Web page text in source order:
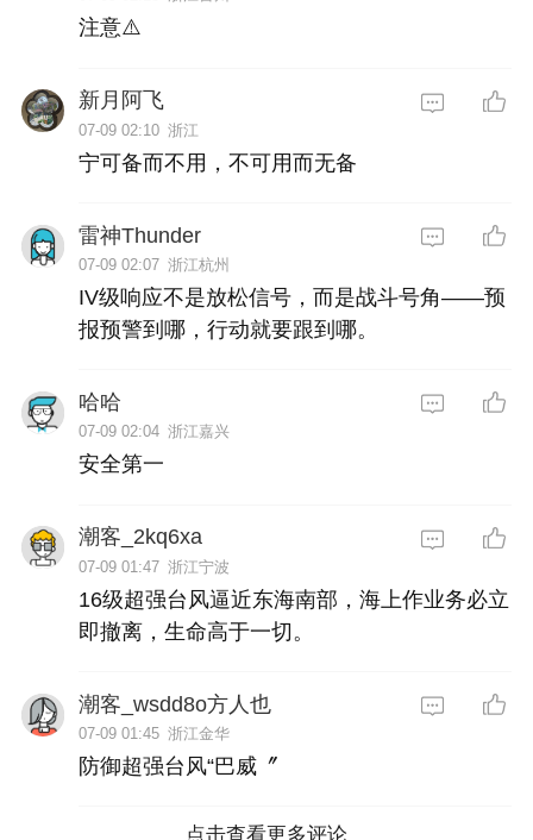
注意⚠️
新月阿飞
07-09 02:10 浙江
宁可备而不用，不可用而无备
雷神Thunder
07-09 02:07 浙江杭州
IV级响应不是放松信号，而是战斗号角——预
报预警到哪，行动就要跟到哪。
哈哈
07-09 02:04 浙江嘉兴
安全第一
潮客_2kq6xa
07-09 01:47 浙江宁波
16级超强台风逼近东海南部，海上作业务必立
即撤离，生命高于一切。
潮客_wsdd8o方人也
07-09 01:45 浙江金华
防御超强台风“巴威〞
点击查看更多评论